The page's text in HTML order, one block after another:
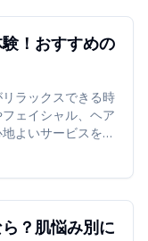
！おすすめの
ラックスできる時
ェイシャル、ヘア
よいサービスを体
？肌悩み別に